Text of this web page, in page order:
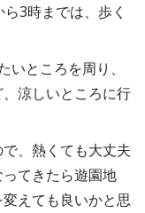
3時までは、歩く
ところを周り、
涼しいところに行
、熱くても大丈夫
てきたら遊園地
えても良いかと思